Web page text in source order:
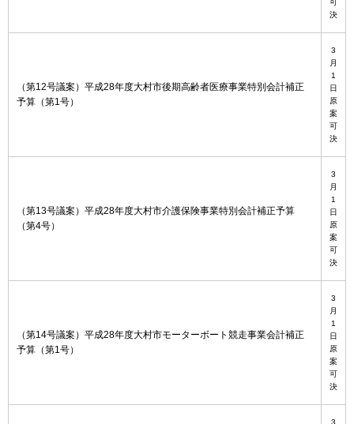
可
決
（第12号議案）平成28年度大村市後期高齢者医療事業特別会計補正
予算（第1号）
3
月
1
日
原
案
可
決
（第13号議案）平成28年度大村市介護保険事業特別会計補正予算
（第4号）
3
月
1
日
原
案
可
決
（第14号議案）平成28年度大村市モーターボート競走事業会計補正
予算（第1号）
3
月
1
日
原
案
可
決
3